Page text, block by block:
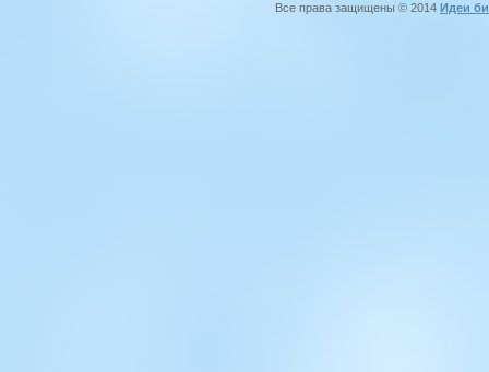
Все права защищены © 2014 Идеи